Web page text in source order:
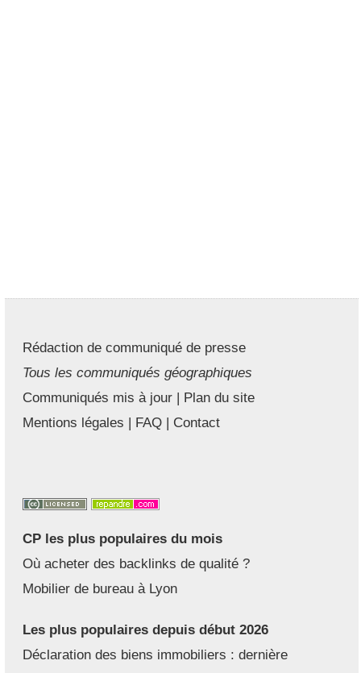
Rédaction de communiqué de presse
Tous les communiqués géographiques
Communiqués mis à jour | Plan du site
Mentions légales | FAQ | Contact
CP les plus populaires du mois
Où acheter des backlinks de qualité ?
Mobilier de bureau à Lyon
Les plus populaires depuis début 2026
Déclaration des biens immobiliers : dernière